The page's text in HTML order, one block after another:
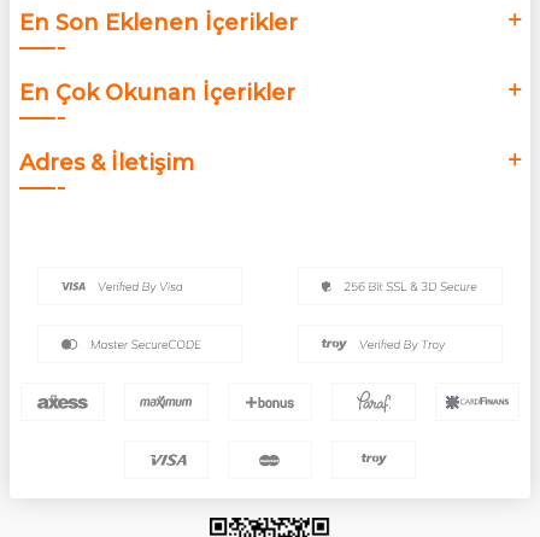
En Son Eklenen İçerikler
En Çok Okunan İçerikler
Adres & İletişim